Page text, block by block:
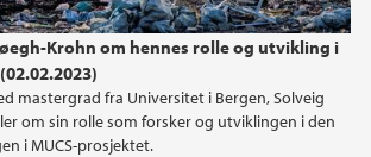
Krohn om hennes rolle og utvikling i
mastergrad fra Universitet i Bergen, Solveig
om sin rolle som forsker og utviklingen i den
i MUCS-prosjektet.